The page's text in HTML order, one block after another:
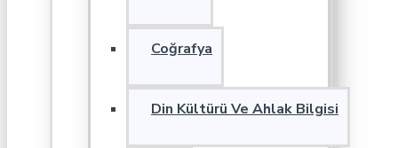
Coğrafya
Din Kültürü Ve Ahlak Bilgisi